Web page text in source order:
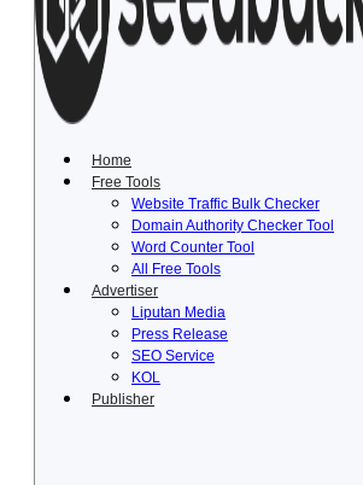
Lewati
konten
Home
Free Tools
Website Traffic Bulk Checker
Domain Authority Checker Tool
Word Counter Tool
All Free Tools
Advertiser
Liputan Media
Press Release
SEO Service
KOL
Publisher